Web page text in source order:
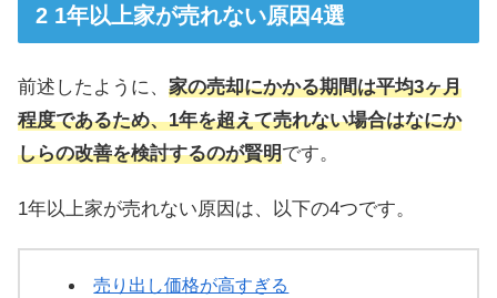
1年以上家が売れない原因4選
前述したように、 家の売却にかかる期間は平均3ヶ月
程度であるため、1年を超えて売れない場合はなにか
しらの改善を検討するのが賢明です。
1年以上家が売れない原因は、以下の4つです。
売り出し価格が高すぎる